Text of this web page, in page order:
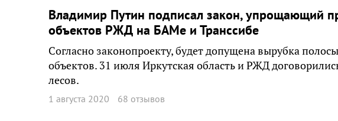
Владимир Путин подписал закон, упрощающий
объектов РЖД на БАМе и Транссибе
Согласно законопроекту, будет допущена вырубка
объектов. 31 июля Иркутская область и РЖД
лесов.
1 августа 2020 68 отзывов